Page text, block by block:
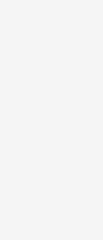
이 독보적인 여성스러운